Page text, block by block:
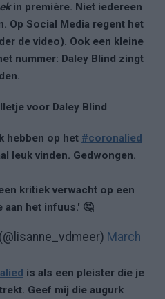
in première. Niet iedereen
Op Social Media regent het
de video). Ook een kleine
nummer: Daley Blind zingt
voor Daley Blind
hebben op het #coronalied
leuk vinden. Gedwongen.
kritiek verwacht op een
aan het infuus.' 🤔
March
is als een pleister die je
Geef mij die augurk